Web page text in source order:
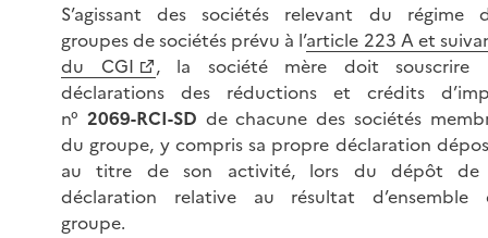
S’agissant des sociétés relevant du régime
groupes de sociétés prévu à l’article 223 A et
du CGI
, la société mère doit souscrire
déclarations des réductions et crédits
n° 2069-RCI-SD de chacune des sociétés
du groupe, y compris sa propre déclaration
au titre de son activité, lors du dépôt de
déclaration relative au résultat d’ensemble
groupe.